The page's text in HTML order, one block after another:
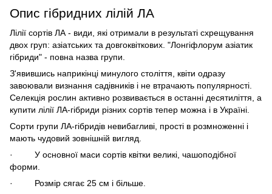
Опис гібридних лілій ЛА
Лілії сортів ЛА - види, які отримали в результаті схрещування
двох груп: азіатських та довгоквіткових. "Лонгіфлорум азіатик
гібриди" - повна назва групи.
З'явившись наприкінці минулого століття, квіти одразу
завоювали визнання садівників і не втрачають популярності.
Селекція рослин активно розвивається в останні десятиліття, а
купити лілії ЛА-гібриди різних сортів тепер можна і в Україні.
Сорти групи ЛА-гібридів невибагливі, прості в розмноженні і
мають чудовий зовнішній вигляд.
·
У основної маси сортів квітки великі, чашоподібної
форми.
·
Розмір сягає 25 см і більше.